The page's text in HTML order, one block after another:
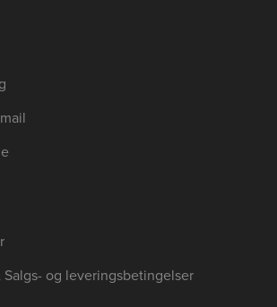
Salgs- og leveringsbetingelser
mere her om beregningerne og værdierne